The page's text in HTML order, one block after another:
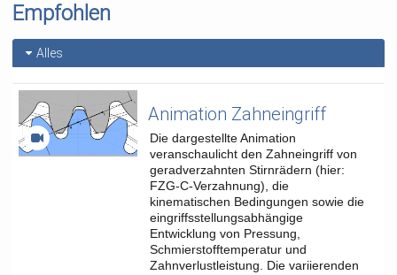
Empfohlen
Alles
Animation Zahneingriff
Die dargestellte Animation
veranschaulicht den Zahneingriff von
geradverzahnten Stirnrädern (hier:
FZG-C-Verzahnung), die
kinematischen Bedingungen sowie die
eingriffsstellungsabhängige
Entwicklung von Pressung,
Schmierstofftemperatur und
Zahnverlustleistung. Die variierenden